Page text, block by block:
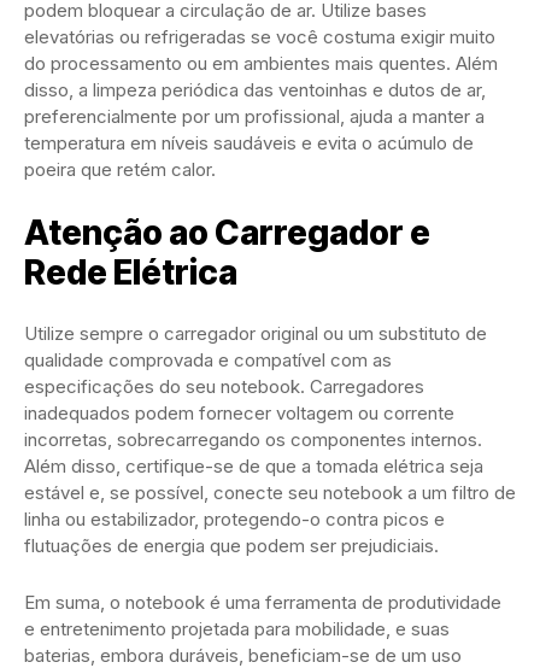
podem bloquear a circulação de ar. Utilize bases
elevatórias ou refrigeradas se você costuma exigir muito
do processamento ou em ambientes mais quentes. Além
disso, a limpeza periódica das ventoinhas e dutos de ar,
preferencialmente por um profissional, ajuda a manter a
temperatura em níveis saudáveis e evita o acúmulo de
poeira que retém calor.
Atenção ao Carregador e
Rede Elétrica
Utilize sempre o carregador original ou um substituto de
qualidade comprovada e compatível com as
especificações do seu notebook. Carregadores
inadequados podem fornecer voltagem ou corrente
incorretas, sobrecarregando os componentes internos.
Além disso, certifique-se de que a tomada elétrica seja
estável e, se possível, conecte seu notebook a um filtro de
linha ou estabilizador, protegendo-o contra picos e
flutuações de energia que podem ser prejudiciais.
Em suma, o notebook é uma ferramenta de produtividade
e entretenimento projetada para mobilidade, e suas
baterias, embora duráveis, beneficiam-se de um uso